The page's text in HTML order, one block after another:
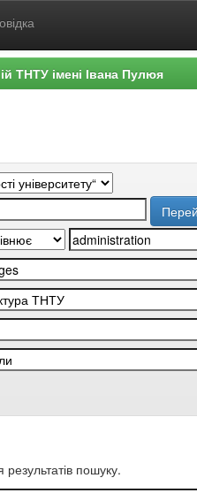
ТНТУ імені Івана Пулюя
пошуку.